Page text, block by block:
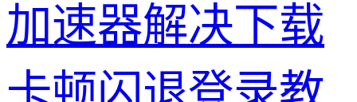
加速器解决下载